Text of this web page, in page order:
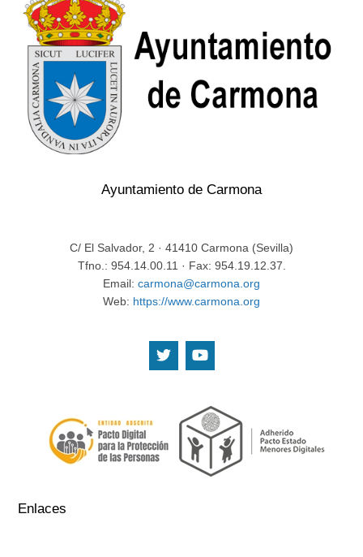
Ayuntamiento de Carmona
C/ El Salvador, 2 · 41410 Carmona (Sevilla)
Tfno.: 954.14.00.11 · Fax: 954.19.12.37.
Email: carmona@carmona.org
Web: https://www.carmona.org
Enlaces